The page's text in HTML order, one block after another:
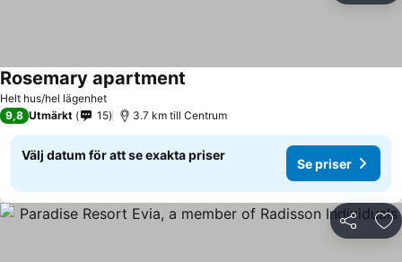
Helt hus/hel lägenhet
Rosemary apartment
9,8 Utmärkt 15 3.7 km till Centrum
Välj datum för att se exakta priser
Se priser
Dela